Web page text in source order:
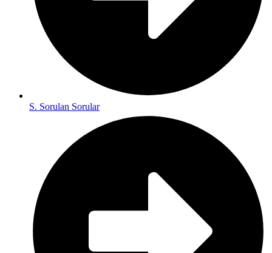
S. Sorulan Sorular